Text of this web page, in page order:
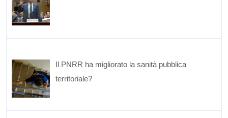
Il PNRR ha migliorato la sanità pubblica
territoriale?